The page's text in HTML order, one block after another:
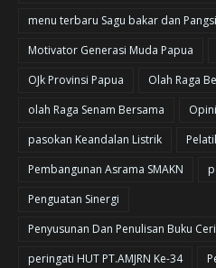
menu terbaru Sagu bakar dan
Motivator Generasi Muda Papua
OJk Provinsi Papua
Olah Raga
olah Raga Senam Bersama
Opini
pasokan Keandalan Listrik
Pembangunan Asrama SMAKN
Penguatan Sinergi
Penyusunan Dan Penulisan Buku
peringati HUT PT.AMJRN Ke-34